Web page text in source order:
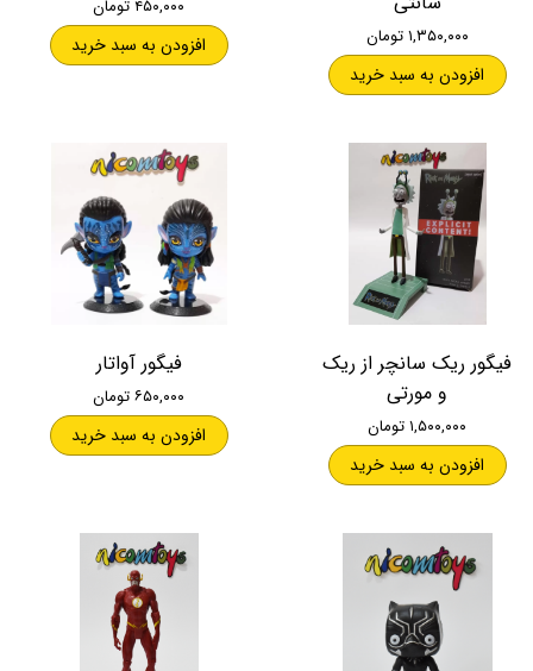
۱,۳۵۰,۰۰۰ تومان
افزودن به سبد خرید
۴۵۰,۰۰۰ تومان
افزودن به سبد خرید
فیگور ریک سانچر از ریک
و مورتی
۱,۵۰۰,۰۰۰ تومان
افزودن به سبد خرید
فیگور آواتار
۶۵۰,۰۰۰ تومان
افزودن به سبد خرید